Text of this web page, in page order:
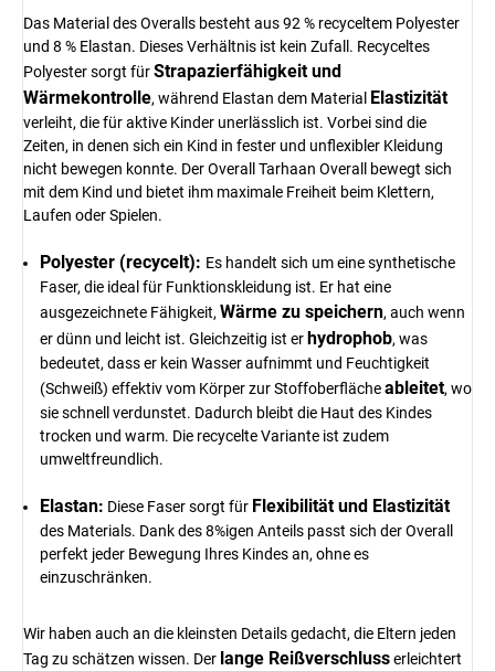
Das Material des Overalls besteht aus 92 % recyceltem Polyester
und 8 % Elastan. Dieses Verhältnis ist kein Zufall. Recyceltes
Polyester sorgt fürStrapazierfähigkeit und
Wärmekontrolle, während Elastan dem Material Elastizität
verleiht, die für aktive Kinder unerlässlich ist. Vorbei sind die
Zeiten, in denen sich ein Kind in fester und unflexibler Kleidung
nicht bewegen konnte. Der Overall Tarhaan Overall bewegt sich
mit dem Kind und bietet ihm maximale Freiheit beim Klettern,
Laufen oder Spielen.
Polyester (recycelt): Es handelt sich um eine synthetische
Faser, die ideal für Funktionskleidung ist. Er hat eine
ausgezeichnete Fähigkeit,Wärme zu speichern, auch wenn
er dünn und leicht ist. Gleichzeitig ist er hydrophob, was
bedeutet, dass er kein Wasser aufnimmt und Feuchtigkeit
(Schweiß) effektiv vom Körper zur Stoffoberflächeableitet, wo
sie schnell verdunstet. Dadurch bleibt die Haut des Kindes
trocken und warm. Die recycelte Variante ist zudem
umweltfreundlich.
Elastan: Diese Faser sorgt für Flexibilität und Elastizität
des Materials. Dank des 8%igen Anteils passt sich der Overall
perfekt jeder Bewegung Ihres Kindes an, ohne es
einzuschränken.
Wir haben auch an die kleinsten Details gedacht, die Eltern jeden
Tag zu schätzen wissen. Der lange Reißverschlusserleichtert